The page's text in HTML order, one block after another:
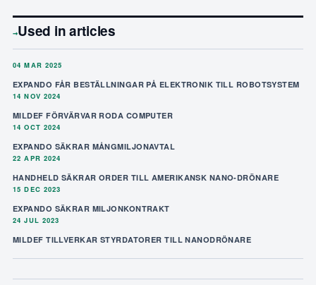
→Used in articles
04 MAR 2025
EXPANDO FÅR BESTÄLLNINGAR PÅ ELEKTRONIK TILL ROBOTSYSTEM
14 NOV 2024
MILDEF FÖRVÄRVAR RODA COMPUTER
14 OCT 2024
EXPANDO SÄKRAR MÅNGMILJONAVTAL
22 APR 2024
HANDHELD SÄKRAR ORDER TILL AMERIKANSK NANO-DRÖNARE
15 DEC 2023
EXPANDO SÄKRAR MILJONKONTRAKT
24 JUL 2023
MILDEF TILLVERKAR STYRDATORER TILL NANODRÖNARE